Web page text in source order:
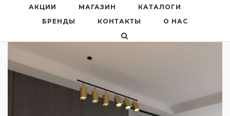
АКЦИИ МАГАЗИН
КАТАЛОГИ
БРЕНДЫ
КОНТАКТЫ О НАС